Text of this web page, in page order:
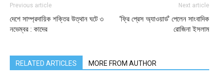
Previous article
দেশে সাম্প্রদায়িক শক্তির উত্থান ঘটে ৩
নভেম্বর : কাদের
Next article
‘ফ্রি প্রেস অ্যাওয়ার্ড’ পেলেন সাংবাদিক
রোজিনা ইসলাম
RELATED ARTICLES MORE FROM AUTHOR